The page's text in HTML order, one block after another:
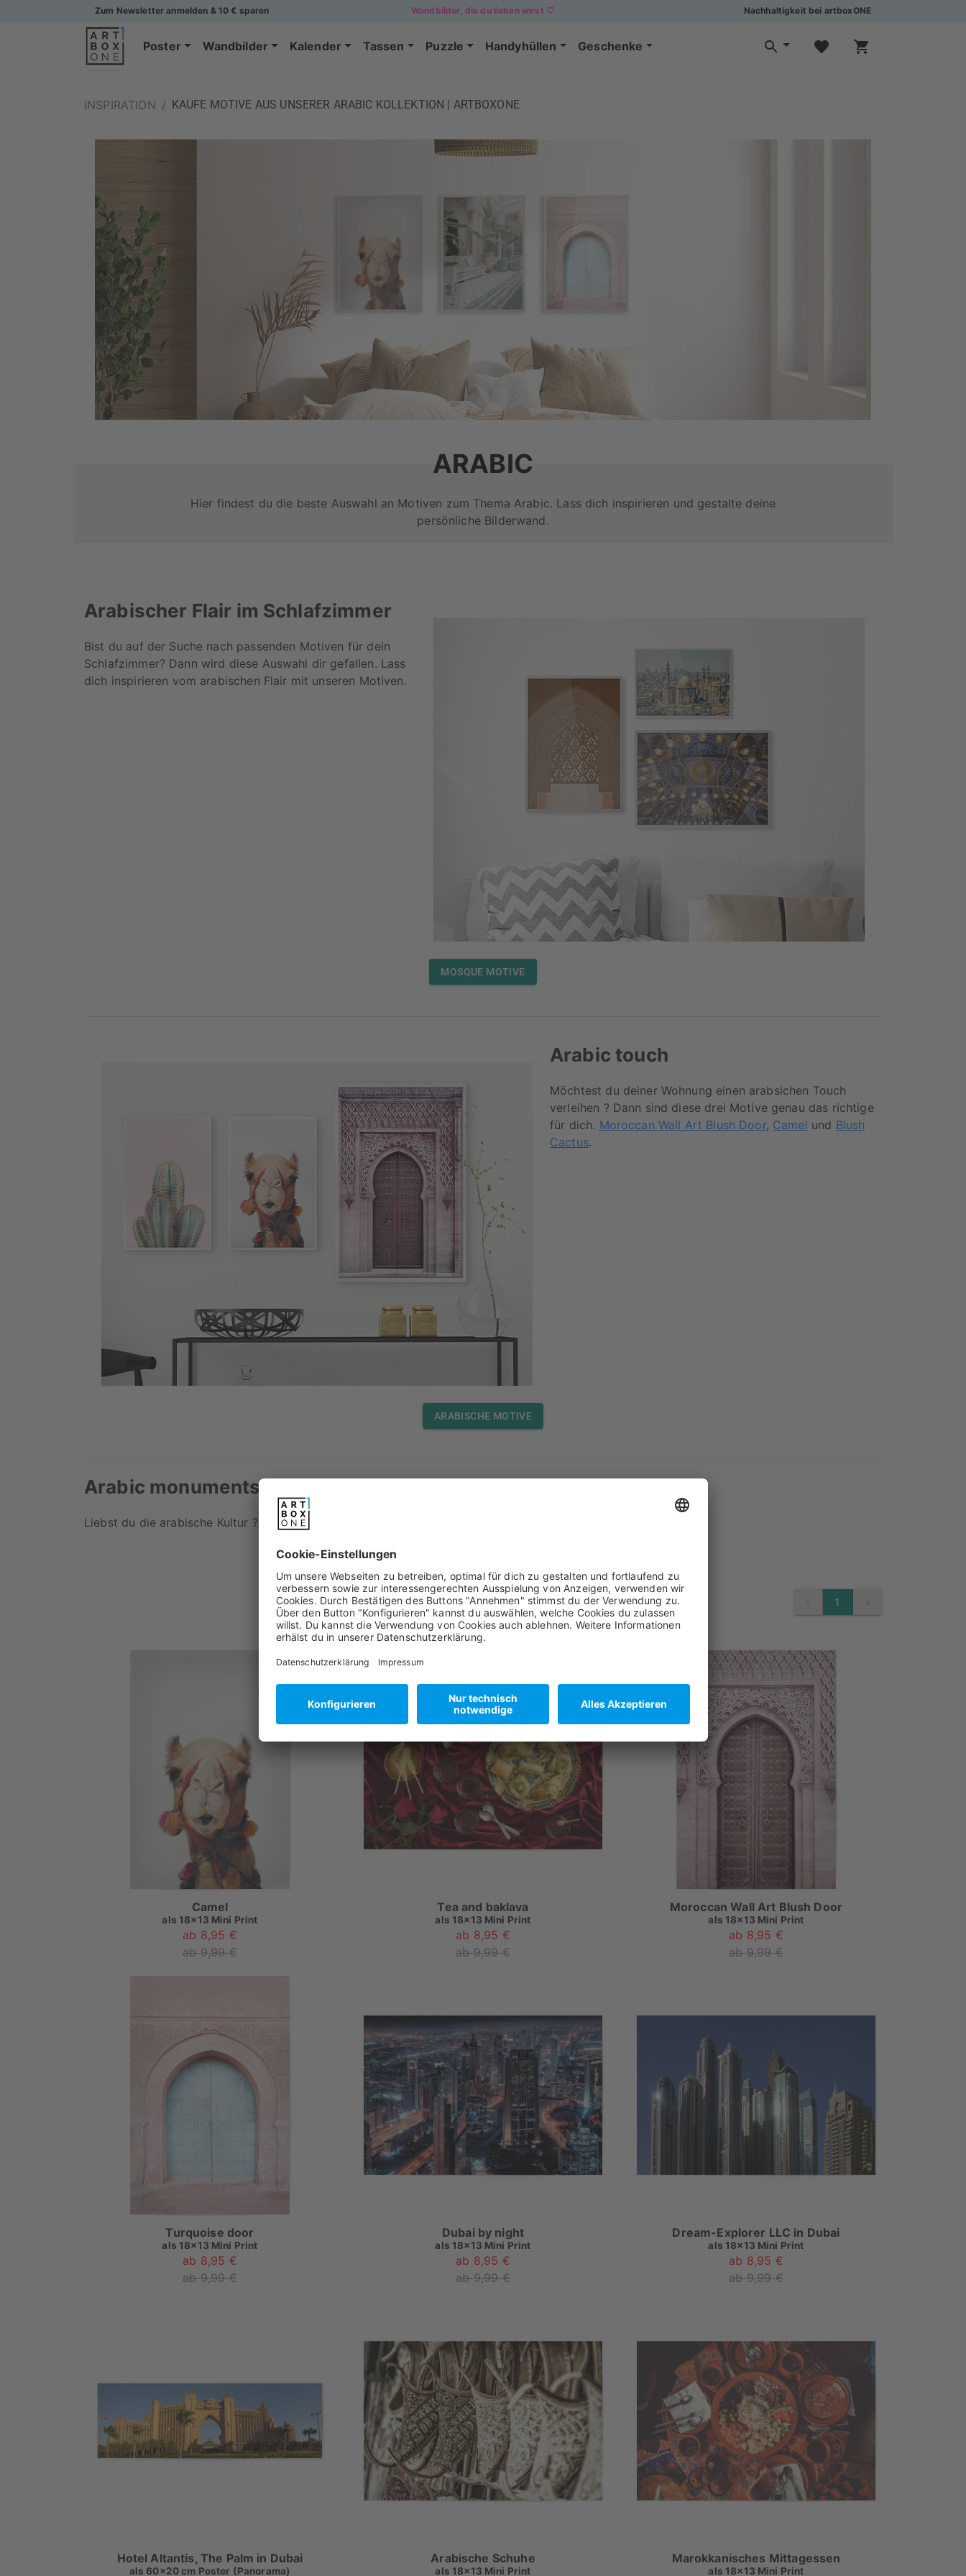
Zum Newsletter anmelden & 10 € sparen Wandbilder, die du lieben wirst 🤍 Nachhaltigkeit bei artboxONE
Poster Wandbilder Kalender Tassen Puzzle Handyhüllen Geschenke
INSPIRATION / KAUFE MOTIVE AUS UNSERER ARABIC KOLLEKTION | ARTBOXONE
ARABIC
Hier findest du die beste Auswahl an Motiven zum Thema Arabic. Lass dich inspirieren und gestalte deine
persönliche Bilderwand.
Arabischer Flair im Schlafzimmer
Bist du auf der Suche nach passenden Motiven für dein
Schlafzimmer? Dann wird diese Auswahl dir gefallen. Lass
dich inspirieren vom arabischen Flair mit unseren Motiven.
MOSQUE MOTIVE
Arabic touch
Möchtest du deiner Wohnung einen arabsichen Touch
verleihen ? Dann sind diese drei Motive genau das richtige
für dich. Moroccan Wall Art Blush Door, Camel und Blush
Cactus.
ARABISCHE MOTIVE
Arabic monuments
Liebst du die arabische Kultur ? Dann wirst du unsere Auswahl lieben.
PREVIOUS
1
Camel
als 18x13 Mini Print
ab 8,95 €
ab 9,99 €
Tea and baklava
als 18x13 Mini Print
ab 8,95 €
ab 9,99 €
Moroccan Wall Art Blush Door
als 18x13 Mini Print
ab 8,95 €
ab 9,99 €
Turquoise door
als 18x13 Mini Print
ab 8,95 €
ab 9,99 €
Dubai by night
als 18x13 Mini Print
ab 8,95 €
ab 9,99 €
Dream-Explorer LLC in Dubai
als 18x13 Mini Print
ab 8,95 €
ab 9,99 €
Hotel Altantis, The Palm in Dubai
als 60x20 cm Poster (Panorama)
Arabische Schuhe
als 18x13 Mini Print
Marokkanisches Mittagessen
als 18x13 Mini Print